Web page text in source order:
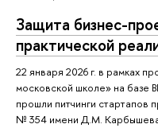
Защита бизнес-
практической
22 января 2026 г. в рамках
московской школе» на базе
прошли питчинги стартапов
№ 354 имени Д.М.